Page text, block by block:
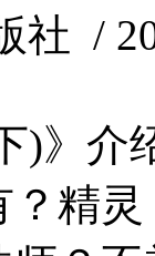
社 /
)》
精